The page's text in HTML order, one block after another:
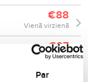
Par
€88
Vienā virzienā
€97
Vienā virzienā
€101